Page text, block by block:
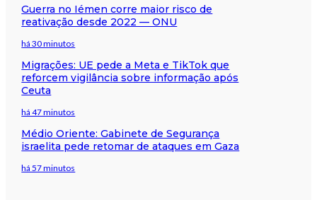
Guerra no Iémen corre maior risco de
reativação desde 2022 — ONU
há 30 minutos
Migrações: UE pede a Meta e TikTok que
reforcem vigilância sobre informação após
Ceuta
há 47 minutos
Médio Oriente: Gabinete de Segurança
israelita pede retomar de ataques em Gaza
há 57 minutos